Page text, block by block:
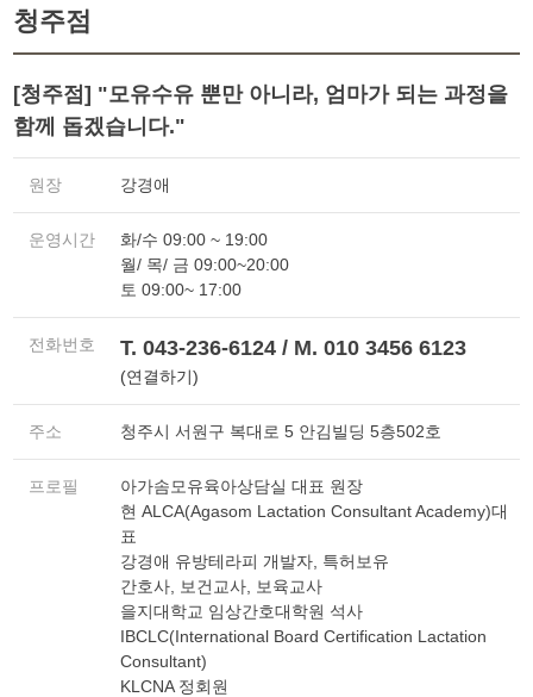
청주점
[청주점] "모유수유 뿐만 아니라, 엄마가 되는 과정을
함께 돕겠습니다."
원장 강경애
운영시간
화/수 09:00 ~ 19:00
월/ 목/ 금 09:00~20:00
토 09:00~ 17:00
전화번호 T. 043-236-6124 / M. 010 3456 6123
(연결하기)
주소 청주시 서원구 복대로 5 안김빌딩 5층502호
프로필
아가솜모유육아상담실 대표 원장
현 ALCA(Agasom Lactation Consultant Academy)대
표
강경애 유방테라피 개발자, 특허보유
간호사, 보건교사, 보육교사
을지대학교 임상간호대학원 석사
IBCLC(International Board Certification Lactation
Consultant)
KLCNA 정회원